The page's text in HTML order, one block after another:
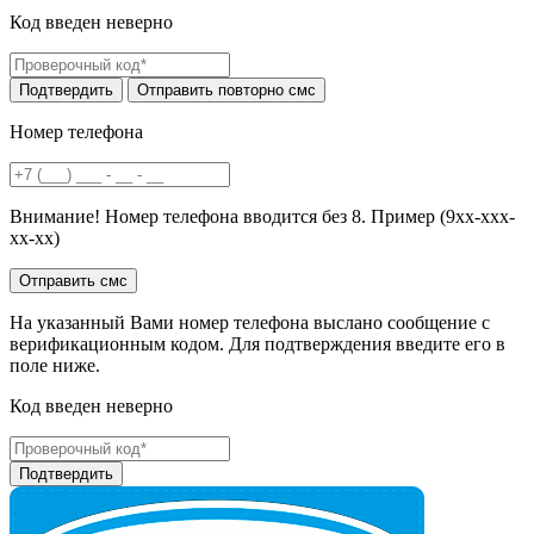
Код введен неверно
Номер телефона
Внимание! Номер телефона вводится без 8. Пример (9хх-ххх-
хх-хх)
На указанный Вами номер телефона выслано сообщение с
верификационным кодом. Для подтверждения введите его в
поле ниже.
Код введен неверно